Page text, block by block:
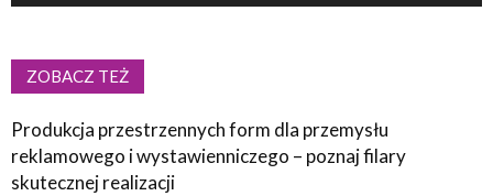
ZOBACZ TEŻ
Produkcja przestrzennych form dla przemysłu
reklamowego i wystawienniczego – poznaj filary
skutecznej realizacji